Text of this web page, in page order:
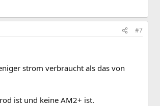
#7
strom verbraucht als das von
ist und keine AM2+ ist.